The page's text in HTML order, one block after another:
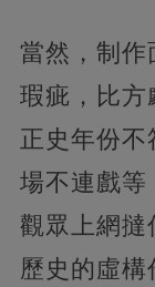
當然，制作
瑕疵，比方
正史年份不
場不連戲等
觀眾上網撻
歷史的虛構